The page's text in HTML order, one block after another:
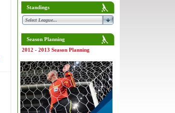
Standings
Season Planning
2012 - 2013 Season Planning